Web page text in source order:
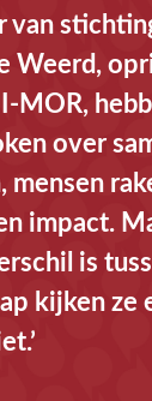
van
Weerd,
MOR,
over
mensen
impact.
is
kijken ze